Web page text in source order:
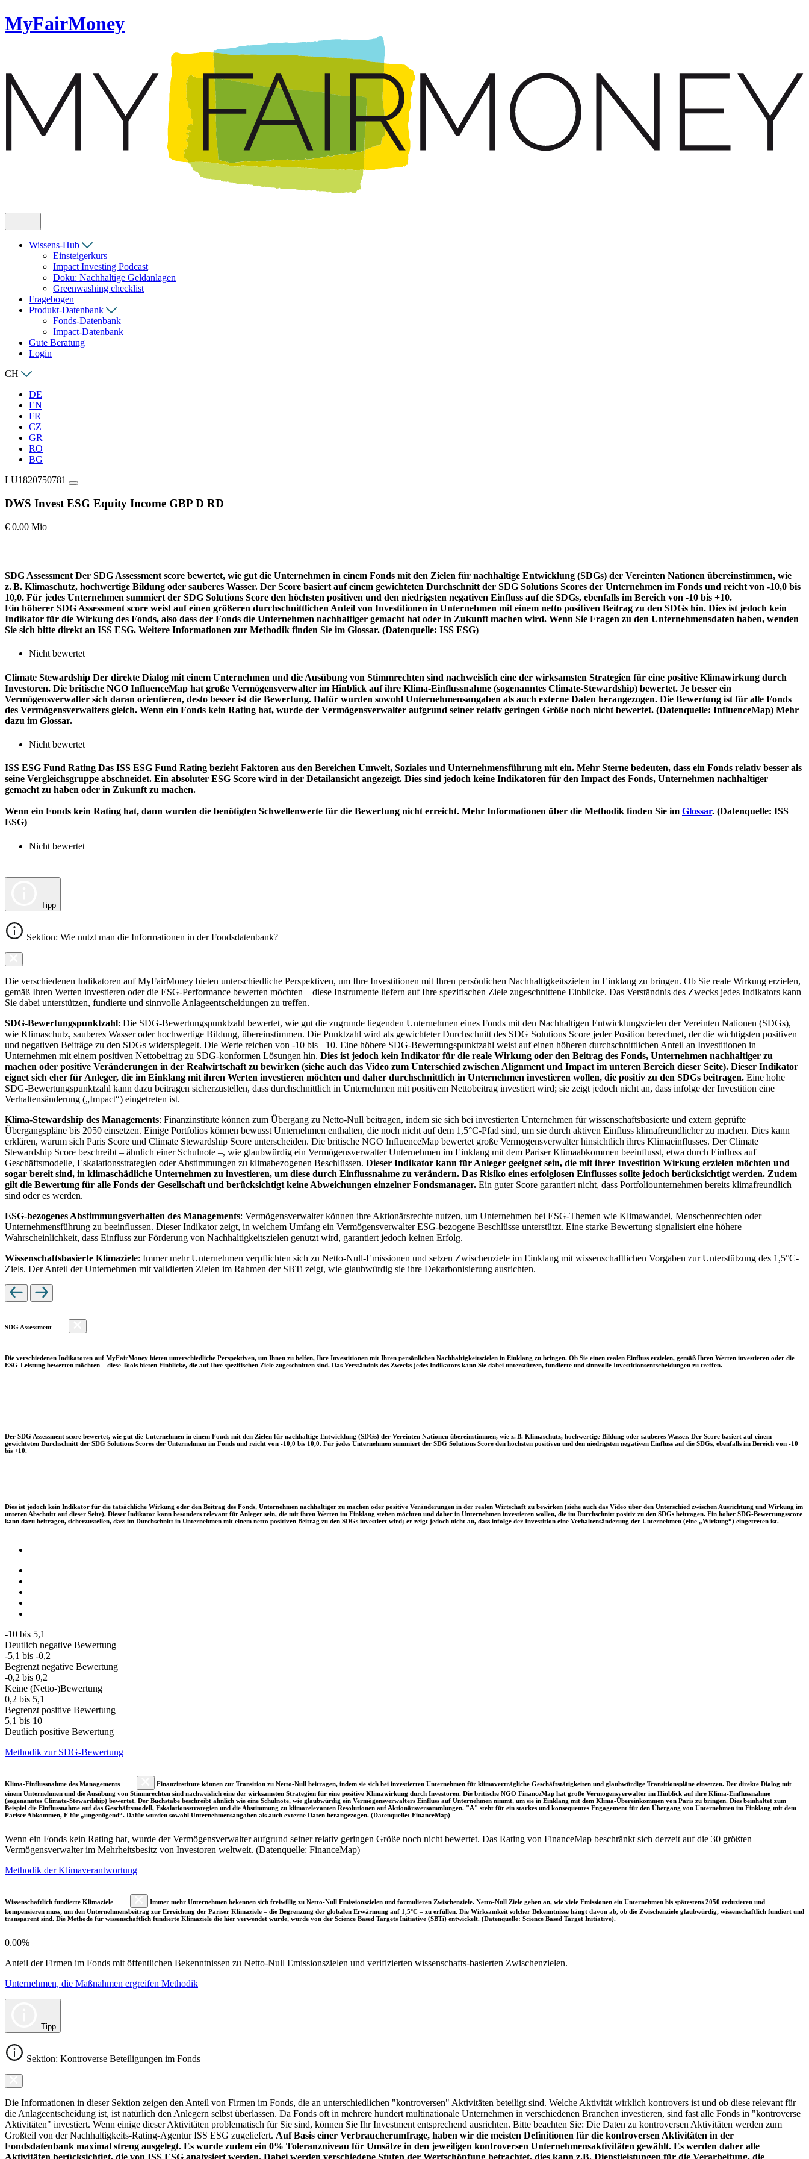
MyFairMoney
Wissens-Hub
Einsteigerkurs
Impact Investing Podcast
Doku: Nachhaltige Geldanlagen
Greenwashing checklist
Fragebogen
Produkt-Datenbank
Fonds-Datenbank
Impact-Datenbank
Gute Beratung
Login
CH
DE
EN
FR
CZ
GR
RO
BG
LU1820750781
DWS Invest ESG Equity Income GBP D RD
€ 0.00 Mio
SDG Assessment Der SDG Assessment score bewertet, wie gut die Unternehmen in einem Fonds mit den Zielen für nachhaltige Entwicklung (SDGs) der Vereinten Nationen übereinstimmen, wie
z. B. Klimaschutz, hochwertige Bildung oder sauberes Wasser. Der Score basiert auf einem gewichteten Durchschnitt der SDG Solutions Scores der Unternehmen im Fonds und reicht von -10,0 bis
10,0. Für jedes Unternehmen summiert der SDG Solutions Score den höchsten positiven und den niedrigsten negativen Einfluss auf die SDGs, ebenfalls im Bereich von -10 bis +10.
Ein höherer SDG Assessment score weist auf einen größeren durchschnittlichen Anteil von Investitionen in Unternehmen mit einem netto positiven Beitrag zu den SDGs hin. Dies ist jedoch kein
Indikator für die Wirkung des Fonds, also dass der Fonds die Unternehmen nachhaltiger gemacht hat oder in Zukunft machen wird. Wenn Sie Fragen zu den Unternehmensdaten haben, wenden
Sie sich bitte direkt an ISS ESG. Weitere Informationen zur Methodik finden Sie im Glossar. (Datenquelle: ISS ESG)
Nicht bewertet
Climate Stewardship Der direkte Dialog mit einem Unternehmen und die Ausübung von Stimmrechten sind nachweislich eine der wirksamsten Strategien für eine positive Klimawirkung durch
Investoren. Die britische NGO InfluenceMap hat große Vermögensverwalter im Hinblick auf ihre Klima-Einflussnahme (sogenanntes Climate-Stewardship) bewertet. Je besser ein
Vermögensverwalter sich daran orientieren, desto besser ist die Bewertung. Dafür wurden sowohl Unternehmensangaben als auch externe Daten herangezogen. Die Bewertung ist für alle Fonds
des Vermögensverwalters gleich. Wenn ein Fonds kein Rating hat, wurde der Vermögensverwalter aufgrund seiner relativ geringen Größe noch nicht bewertet. (Datenquelle: InfluenceMap) Mehr
dazu im Glossar.
Nicht bewertet
ISS ESG Fund Rating Das ISS ESG Fund Rating bezieht Faktoren aus den Bereichen Umwelt, Soziales und Unternehmensführung mit ein. Mehr Sterne bedeuten, dass ein Fonds relativ besser als
seine Vergleichsgruppe abschneidet. Ein absoluter ESG Score wird in der Detailansicht angezeigt. Dies sind jedoch keine Indikatoren für den Impact des Fonds, Unternehmen nachhaltiger
gemacht zu haben oder in Zukunft zu machen.
Wenn ein Fonds kein Rating hat, dann wurden die benötigten Schwellenwerte für die Bewertung nicht erreicht. Mehr Informationen über die Methodik finden Sie im Glossar. (Datenquelle: ISS
ESG)
Nicht bewertet
Tipp
Sektion: Wie nutzt man die Informationen in der Fondsdatenbank?
Die verschiedenen Indikatoren auf MyFairMoney bieten unterschiedliche Perspektiven, um Ihre Investitionen mit Ihren persönlichen Nachhaltigkeitszielen in Einklang zu bringen. Ob Sie reale Wirkung erzielen,
gemäß Ihren Werten investieren oder die ESG-Performance bewerten möchten – diese Instrumente liefern auf Ihre spezifischen Ziele zugeschnittene Einblicke. Das Verständnis des Zwecks jedes Indikators kann
Sie dabei unterstützen, fundierte und sinnvolle Anlageentscheidungen zu treffen.
SDG-Bewertungspunktzahl: Die SDG-Bewertungspunktzahl bewertet, wie gut die zugrunde liegenden Unternehmen eines Fonds mit den Nachhaltigen Entwicklungszielen der Vereinten Nationen (SDGs),
wie Klimaschutz, sauberes Wasser oder hochwertige Bildung, übereinstimmen. Die Punktzahl wird als gewichteter Durchschnitt des SDG Solutions Score jeder Position berechnet, der die wichtigsten positiven
und negativen Beiträge zu den SDGs widerspiegelt. Die Werte reichen von -10 bis +10. Eine höhere SDG-Bewertungspunktzahl weist auf einen höheren durchschnittlichen Anteil an Investitionen in
Unternehmen mit einem positiven Nettobeitrag zu SDG-konformen Lösungen hin. Dies ist jedoch kein Indikator für die reale Wirkung oder den Beitrag des Fonds, Unternehmen nachhaltiger zu
machen oder positive Veränderungen in der Realwirtschaft zu bewirken (siehe auch das Video zum Unterschied zwischen Alignment und Impact im unteren Bereich dieser Seite). Dieser Indikator
eignet sich eher für Anleger, die im Einklang mit ihren Werten investieren möchten und daher durchschnittlich in Unternehmen investieren wollen, die positiv zu den SDGs beitragen. Eine hohe
SDG-Bewertungspunktzahl kann dazu beitragen sicherzustellen, dass durchschnittlich in Unternehmen mit positivem Nettobeitrag investiert wird; sie zeigt jedoch nicht an, dass infolge der Investition eine
Verhaltensänderung („Impact“) eingetreten ist.
Klima-Stewardship des Managements: Finanzinstitute können zum Übergang zu Netto-Null beitragen, indem sie sich bei investierten Unternehmen für wissenschaftsbasierte und extern geprüfte
Übergangspläne bis 2050 einsetzen. Einige Portfolios können bewusst Unternehmen enthalten, die noch nicht auf dem 1,5°C-Pfad sind, um sie durch aktiven Einfluss klimafreundlicher zu machen. Dies kann
erklären, warum sich Paris Score und Climate Stewardship Score unterscheiden. Die britische NGO InfluenceMap bewertet große Vermögensverwalter hinsichtlich ihres Klimaeinflusses. Der Climate
Stewardship Score beschreibt – ähnlich einer Schulnote –, wie glaubwürdig ein Vermögensverwalter Unternehmen im Einklang mit dem Pariser Klimaabkommen beeinflusst, etwa durch Einfluss auf
Geschäftsmodelle, Eskalationsstrategien oder Abstimmungen zu klimabezogenen Beschlüssen. Dieser Indikator kann für Anleger geeignet sein, die mit ihrer Investition Wirkung erzielen möchten und
sogar bereit sind, in klimaschädliche Unternehmen zu investieren, um diese durch Einflussnahme zu verändern. Das Risiko eines erfolglosen Einflusses sollte jedoch berücksichtigt werden. Zudem
gilt die Bewertung für alle Fonds der Gesellschaft und berücksichtigt keine Abweichungen einzelner Fondsmanager. Ein guter Score garantiert nicht, dass Portfoliounternehmen bereits klimafreundlich
sind oder es werden.
ESG-bezogenes Abstimmungsverhalten des Managements: Vermögensverwalter können ihre Aktionärsrechte nutzen, um Unternehmen bei ESG-Themen wie Klimawandel, Menschenrechten oder
Unternehmensführung zu beeinflussen. Dieser Indikator zeigt, in welchem Umfang ein Vermögensverwalter ESG-bezogene Beschlüsse unterstützt. Eine starke Bewertung signalisiert eine höhere
Wahrscheinlichkeit, dass Einfluss zur Förderung von Nachhaltigkeitszielen genutzt wird, garantiert jedoch keinen Erfolg.
Wissenschaftsbasierte Klimaziele: Immer mehr Unternehmen verpflichten sich zu Netto-Null-Emissionen und setzen Zwischenziele im Einklang mit wissenschaftlichen Vorgaben zur Unterstützung des 1,5°C-
Ziels. Der Anteil der Unternehmen mit validierten Zielen im Rahmen der SBTi zeigt, wie glaubwürdig sie ihre Dekarbonisierung ausrichten.
SDG Assessment
Die verschiedenen Indikatoren auf MyFairMoney bieten unterschiedliche Perspektiven, um Ihnen zu helfen, Ihre Investitionen mit Ihren persönlichen Nachhaltigkeitszielen in Einklang zu bringen. Ob Sie einen realen Einfluss erzielen, gemäß Ihren Werten investieren oder die
ESG-Leistung bewerten möchten – diese Tools bieten Einblicke, die auf Ihre spezifischen Ziele zugeschnitten sind. Das Verständnis des Zwecks jedes Indikators kann Sie dabei unterstützen, fundierte und sinnvolle Investitionsentscheidungen zu treffen.
Der SDG Assessment score bewertet, wie gut die Unternehmen in einem Fonds mit den Zielen für nachhaltige Entwicklung (SDGs) der Vereinten Nationen übereinstimmen, wie z. B. Klimaschutz, hochwertige Bildung oder sauberes Wasser. Der Score basiert auf einem
gewichteten Durchschnitt der SDG Solutions Scores der Unternehmen im Fonds und reicht von -10,0 bis 10,0. Für jedes Unternehmen summiert der SDG Solutions Score den höchsten positiven und den niedrigsten negativen Einfluss auf die SDGs, ebenfalls im Bereich von -10
bis +10.
Dies ist jedoch kein Indikator für die tatsächliche Wirkung oder den Beitrag des Fonds, Unternehmen nachhaltiger zu machen oder positive Veränderungen in der realen Wirtschaft zu bewirken (siehe auch das Video über den Unterschied zwischen Ausrichtung und Wirkung im
unteren Abschnitt auf dieser Seite). Dieser Indikator kann besonders relevant für Anleger sein, die mit ihren Werten im Einklang stehen möchten und daher in Unternehmen investieren wollen, die im Durchschnitt positiv zu den SDGs beitragen. Ein hoher SDG-Bewertungsscore
kann dazu beitragen, sicherzustellen, dass im Durchschnitt in Unternehmen mit einem netto positiven Beitrag zu den SDGs investiert wird; er zeigt jedoch nicht an, dass infolge der Investition eine Verhaltensänderung der Unternehmen (eine „Wirkung“) eingetreten ist.
-10 bis 5,1
Deutlich negative Bewertung
-5,1 bis -0,2
Begrenzt negative Bewertung
-0,2 bis 0,2
Keine (Netto-)Bewertung
0,2 bis 5,1
Begrenzt positive Bewertung
5,1 bis 10
Deutlich positive Bewertung
Methodik zur SDG-Bewertung
Klima-Einflussnahme des Managements
Finanzinstitute können zur Transition zu Netto-Null beitragen, indem sie sich bei investierten Unternehmen für klimaverträgliche Geschäftstätigkeiten und glaubwürdige Transitionspläne einsetzen. Der direkte Dialog mit
einem Unternehmen und die Ausübung von Stimmrechten sind nachweislich eine der wirksamsten Strategien für eine positive Klimawirkung durch Investoren. Die britische NGO FinanceMap hat große Vermögensverwalter im Hinblick auf ihre Klima-Einflussnahme
(sogenanntes Climate-Stewardship) bewertet. Der Buchstabe beschreibt ähnlich wie eine Schulnote, wie glaubwürdig ein Vermögensverwalters Einfluss auf Unternehmen nimmt, um sie in Einklang mit dem Klima-Übereinkommen von Paris zu bringen. Dies beinhaltet zum
Beispiel die Einflussnahme auf das Geschäftsmodell, Eskalationsstrategien und die Abstimmung zu klimarelevanten Resolutionen auf Aktionärsversammlungen. "A" steht für ein starkes und konsequentes Engagement für den Übergang von Unternehmen im Einklang mit dem
Pariser Abkommen, F für „ungenügend“. Dafür wurden sowohl Unternehmensangaben als auch externe Daten herangezogen. (Datenquelle: FinanceMap)
Wenn ein Fonds kein Rating hat, wurde der Vermögensverwalter aufgrund seiner relativ geringen Größe noch nicht bewertet. Das Rating von FinanceMap beschränkt sich derzeit auf die 30 größten
Vermögensverwalter im Mehrheitsbesitz von Investoren weltweit. (Datenquelle: FinanceMap)
Methodik der Klimaverantwortung
Wissenschaftlich fundierte Klimaziele
Immer mehr Unternehmen bekennen sich freiwillig zu Netto-Null Emissionszielen und formulieren Zwischenziele. Netto-Null Ziele geben an, wie viele Emissionen ein Unternehmen bis spätestens 2050 reduzieren und
kompensieren muss, um den Unternehmensbeitrag zur Erreichung der Pariser Klimaziele – die Begrenzung der globalen Erwärmung auf 1,5°C – zu erfüllen. Die Wirksamkeit solcher Bekenntnisse hängt davon ab, ob die Zwischenziele glaubwürdig, wissenschaftlich fundiert und
transparent sind. Die Methode für wissenschaftlich fundierte Klimaziele die hier verwendet wurde, wurde von der Science Based Targets Initiative (SBTi) entwickelt. (Datenquelle: Science Based Target Initiative).
0.00%
Anteil der Firmen im Fonds mit öffentlichen Bekenntnissen zu Netto-Null Emissionszielen und verifizierten wissenschafts-basierten Zwischenzielen.
Unternehmen, die Maßnahmen ergreifen Methodik
Tipp
Sektion: Kontroverse Beteiligungen im Fonds
Die Informationen in dieser Sektion zeigen den Anteil von Firmen im Fonds, die an unterschiedlichen "kontroversen" Aktivitäten beteiligt sind. Welche Aktivität wirklich kontrovers ist und ob diese relevant für
die Anlageentscheidung ist, ist natürlich den Anlegern selbst überlassen. Da Fonds oft in mehrere hundert multinationale Unternehmen in verschiedenen Branchen investieren, sind fast alle Fonds in "kontroverse
Aktivitäten" investiert. Wenn einige dieser Aktivitäten problematisch für Sie sind, können Sie Ihr Investment entsprechend ausrichten. Bitte beachten Sie: Die Daten zu kontroversen Aktivitäten werden zum
Großteil von der Nachhaltigkeits-Rating-Agentur ISS ESG zugeliefert. Auf Basis einer Verbraucherumfrage, haben wir die meisten Definitionen für die kontroversen Aktivitäten in der
Fondsdatenbank maximal streng ausgelegt. Es wurde zudem ein 0% Toleranzniveau für Umsätze in den jeweiligen kontroversen Unternehmensaktivitäten gewählt. Es werden daher alle
Aktivitäten berücksichtigt, die von ISS ESG analysiert werden. Dabei werden verschiedene Stufen der Wertschöpfung betrachtet, dies kann z.B. Dienstleistungen für die Verarbeitung, die